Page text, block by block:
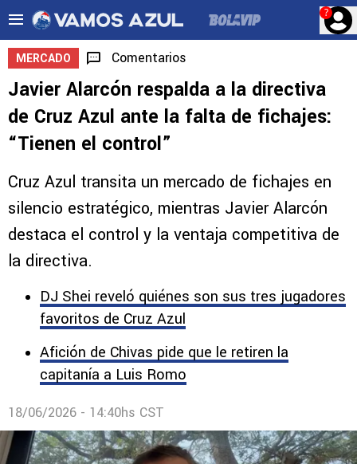
?
MERCADO Comentarios
Javier Alarcón respalda a la directiva
de Cruz Azul ante la falta de fichajes:
“Tienen el control”
Cruz Azul transita un mercado de fichajes en
silencio estratégico, mientras Javier Alarcón
destaca el control y la ventaja competitiva de
la directiva.
DJ Shei reveló quiénes son sus tres jugadores
favoritos de Cruz Azul
Afición de Chivas pide que le retiren la
capitanía a Luis Romo
18/06/2026 - 14:40hs CST